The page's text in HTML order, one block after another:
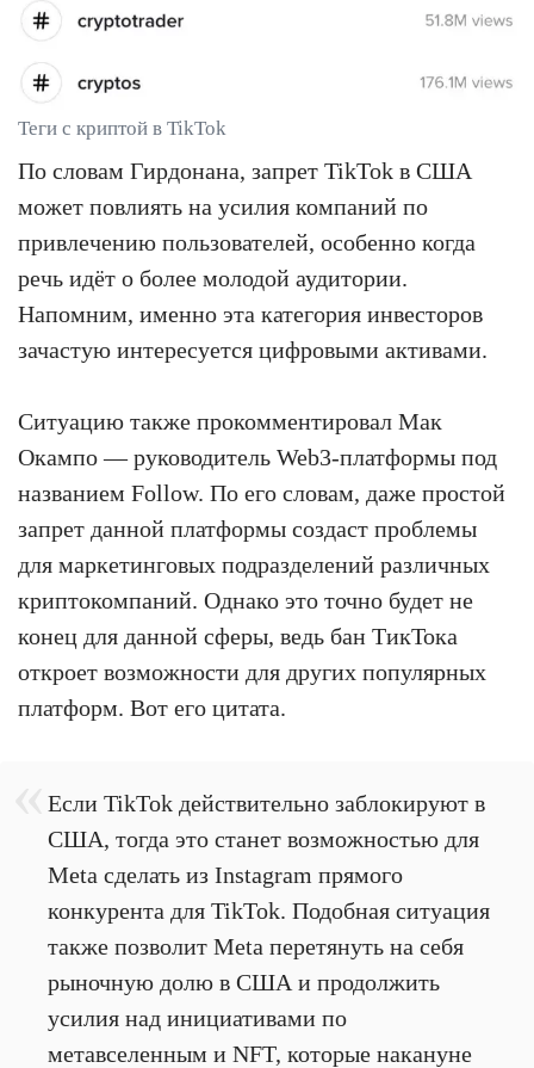
Теги с криптой в TikTok
По словам Гирдонана, запрет TikTok в США
может повлиять на усилия компаний по
привлечению пользователей, особенно когда
речь идёт о более молодой аудитории.
Напомним, именно эта категория инвесторов
зачастую интересуется цифровыми активами.
Ситуацию также прокомментировал Мак
Окампо — руководитель Web3-платформы под
названием Follow. По его словам, даже простой
запрет данной платформы создаст проблемы
для маркетинговых подразделений различных
криптокомпаний. Однако это точно будет не
конец для данной сферы, ведь бан ТикТока
откроет возможности для других популярных
платформ. Вот его цитата.
Если TikTok действительно заблокируют в
США, тогда это станет возможностью для
Meta сделать из Instagram прямого
конкурента для TikTok. Подобная ситуация
также позволит Meta перетянуть на себя
рыночную долю в США и продолжить
усилия над инициативами по
метавселенным и NFT, которые накануне